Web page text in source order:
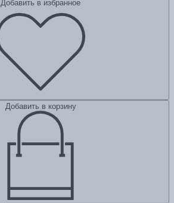
Добавить в избранное
Добавить в корзину